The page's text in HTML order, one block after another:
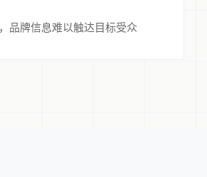
品牌信息难以触达目标受众